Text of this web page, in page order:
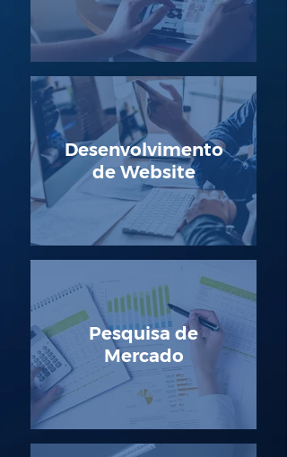
Desenvolvimento
de Website
Pesquisa de
Mercado